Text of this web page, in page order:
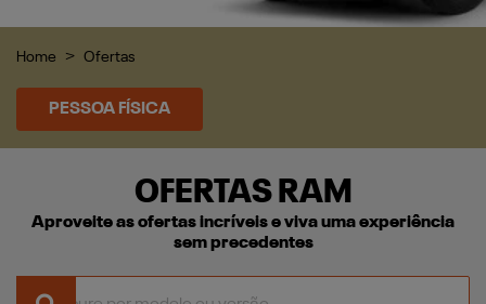
Home Ofertas
PESSOA FÍSICA
OFERTAS RAM
Aproveite as ofertas incríveis e viva uma experiência
sem precedentes